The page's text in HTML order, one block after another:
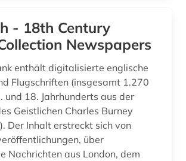
biographie (10)
biographien (1)
biowissenschaften (1)
black theater (1)
- 18th Century
Newspapers
enthält digitalisierte englische
Flugschriften (insgesamt 1.270
und 18. Jahrhunderts aus der
Geistlichen Charles Burney
Der Inhalt erstreckt sich von
über
Nachrichten aus London, dem